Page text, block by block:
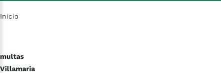
Inicio
multas
Villamaria